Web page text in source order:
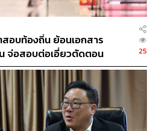
อบท้องถิ่น ย้อนเอกสาร
จ่อสอบต่อเอี่ยวตัดตอน
25